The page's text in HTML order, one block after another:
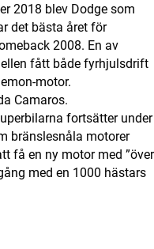
2018 blev Dodge som
det bästa året för
2008. En av
fått både fyrhjulsdrift
motor.
Camaros.
fortsätter under
bränslesnåla motorer
få en ny motor med ”över
med en 1000 hästars